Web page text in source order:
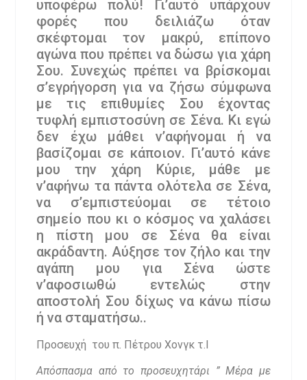
υποφέρω πολύ! Γι’αυτό υπάρχουν
φορές που δειλιάζω όταν
σκέφτομαι τον μακρύ, επίπονο
αγώνα που πρέπει να δώσω για χάρη
Σου. Συνεχώς πρέπει να βρίσκομαι
σ’εγρήγορση για να ζήσω σύμφωνα
με τις επιθυμίες Σου έχοντας
τυφλή εμπιστοσύνη σε Σένα. Κι εγώ
δεν έχω μάθει ν’αφήνομαι ή να
βασίζομαι σε κάποιον. Γι’αυτό κάνε
μου την χάρη Κύριε, μάθε με
ν’αφήνω τα πάντα ολότελα σε Σένα,
να σ’εμπιστεύομαι σε τέτοιο
σημείο που κι ο κόσμος να χαλάσει
η πίστη μου σε Σένα θα είναι
ακράδαντη. Αύξησε τον ζήλο και την
αγάπη μου για Σένα ώστε
ν’αφοσιωθώ εντελώς στην
αποστολή Σου δίχως να κάνω πίσω
ή να σταματήσω..
Προσευχή του π. Πέτρου Χονγκ τ.Ι
Απόσπασμα από το προσευχητάρι ” Μέρα με